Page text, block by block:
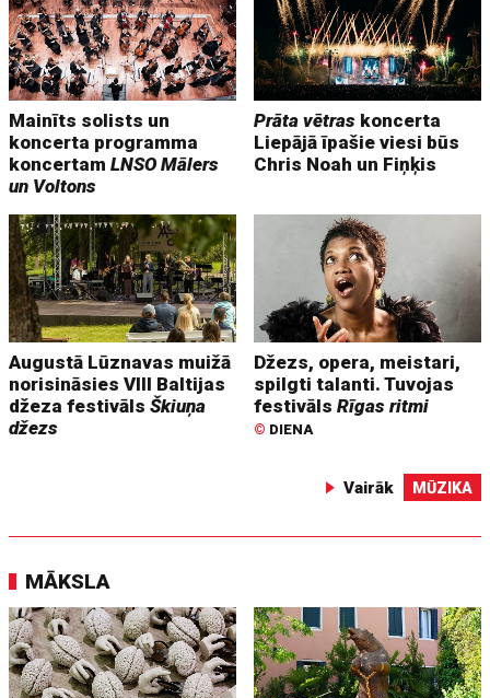
Mainīts solists un
koncerta programma
koncertamLNSO Mālers
un Voltons
Prāta vētras koncerta
Liepājā īpašie viesi būs
Chris Noah un Fiņķis
Augustā Lūznavas muižā
norisināsies VIII Baltijas
džeza festivālsŠkiuņa
džezs
Džezs, opera, meistari,
spilgti talanti. Tuvojas
festivālsRīgas ritmi
© DIENA
Vairāk MŪZIKA
MĀKSLA